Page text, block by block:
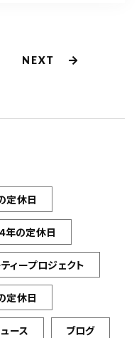
NEXT
定休日
年の定休日
ィープロジェクト
定休日
ース ブログ